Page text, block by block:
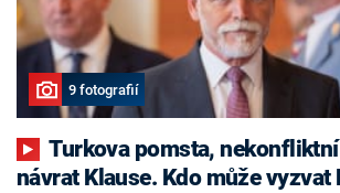
9 fotografií
Turkova pomsta, nekonfliktní Havlíček i
návrat Klause. Kdo může vyzvat